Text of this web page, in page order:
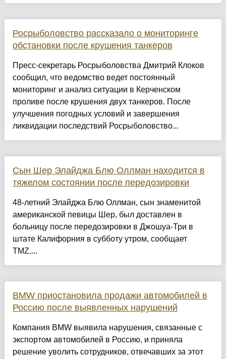
Росрыболовство рассказало о мониторинге
обстановки после крушения танкеров
Пресс-секретарь Росрыболовства Дмитрий Клоков
сообщил, что ведомство ведет постоянный
мониторинг и анализ ситуации в Керченском
проливе после крушения двух танкеров. После
улучшения погодных условий и завершения
ликвидации последствий Росрыболовство...
Сын Шер Элайджа Блю Оллман находится в
тяжелом состоянии после передозировки
48-летний Элайджа Блю Оллман, сын знаменитой
американской певицы Шер, был доставлен в
больницу после передозировки в Джошуа-Три в
штате Калифорния в субботу утром, сообщает
TMZ....
BMW приостановила продажи автомобилей в
Россию после выявленных нарушений
Компания BMW выявила нарушения, связанные с
экспортом автомобилей в Россию, и приняла
решение уволить сотрудников, отвечавших за этот